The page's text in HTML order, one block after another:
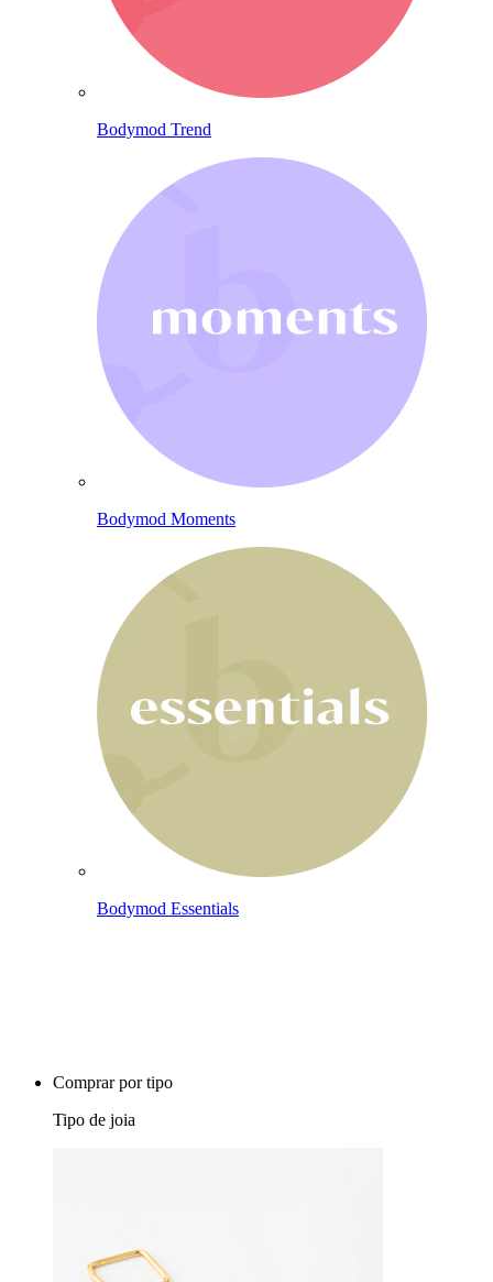
Bodymod Trend
Bodymod Moments
Bodymod Essentials
Comprar por tipo
Tipo de joia